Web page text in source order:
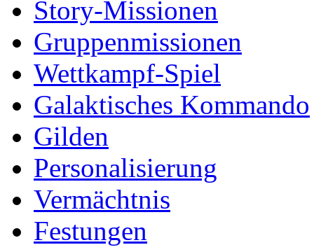
Story-Missionen
Gruppenmissionen
Wettkampf-Spiel
Galaktisches Kommando
Gilden
Personalisierung
Vermächtnis
Festungen